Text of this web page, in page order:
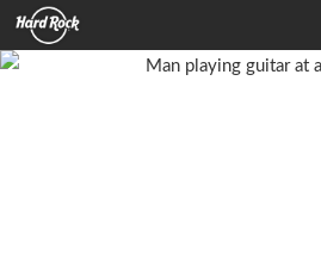
Hard Rock International Logo